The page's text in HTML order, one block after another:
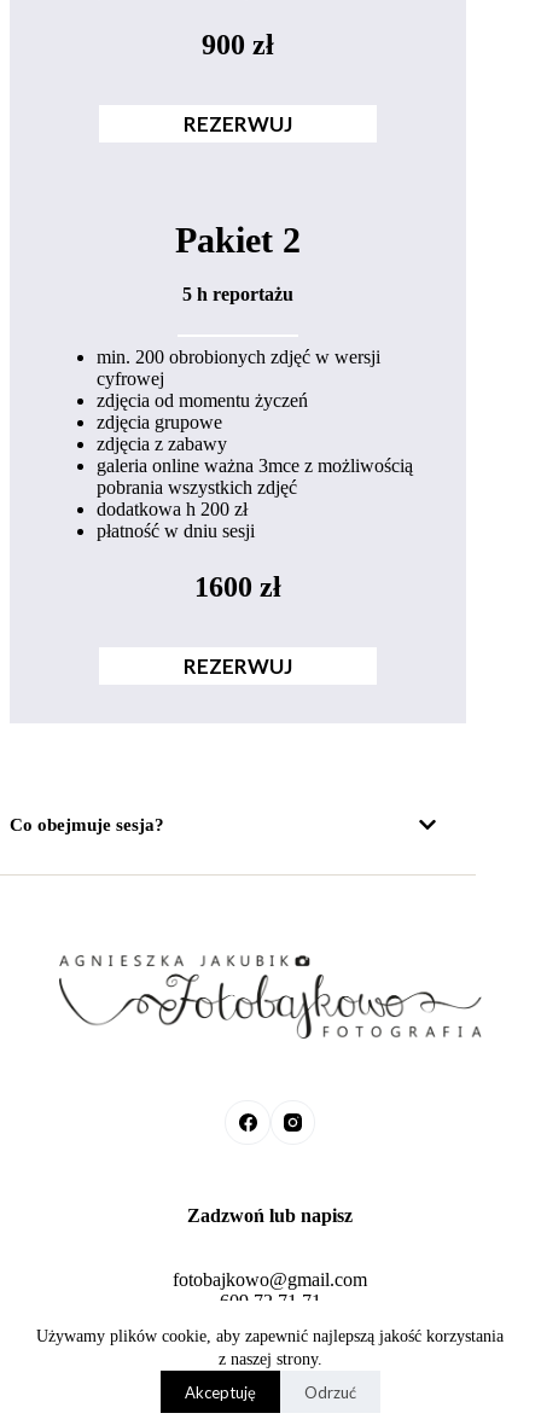
Używamy plików cookie, aby zapewnić najlepszą jakość korzystania
z naszej strony.
Akceptuję Odrzuć
900 zł
REZERWUJ
Pakiet 2
5 h reportażu
min. 200 obrobionych zdjęć w wersji
cyfrowej
zdjęcia od momentu życzeń
zdjęcia grupowe
zdjęcia z zabawy
galeria online ważna 3mce z możliwością
pobrania wszystkich zdjęć
dodatkowa h 200 zł
płatność w dniu sesji
1600 zł
REZERWUJ
Co obejmuje sesja?
Zadzwoń lub napisz
fotobajkowo@gmail.com
609 72 71 71
Projekt i wykonanie